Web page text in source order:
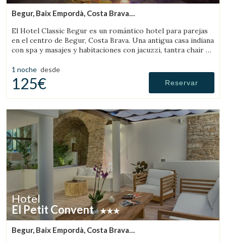
Begur, Baix Empordà, Costa Brava
El Hotel Classic Begur es un romántico hotel para parejas
en el centro de Begur, Costa Brava. Una antigua casa indiana
con spa y masajes y habitaciones con jacuzzi, tantra chair y
1 noche desde
125€ Reservar
Hotel
El Petit Convent
Begur, Baix Empordà, Costa Brava